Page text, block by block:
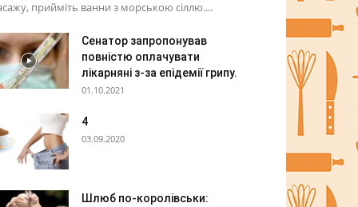
прийміть ванни з морською сіллю....
Сенатор запропонував
повністю оплачувати
лікарняні з-за епідемії грипу.
01.10.2021
4
03.09.2020
Шлюб по-королівськи: